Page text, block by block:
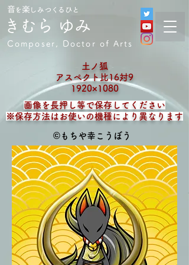
きむら ゆみ
Composer, Doctor of Arts
音を楽しみつくるひと
土ノ狐
アスペクト比16対9
1920×1080
画像を長押し等で​保存してください
※保存方法はお使いの機種により異なります
©︎ もちや幸こうぼう